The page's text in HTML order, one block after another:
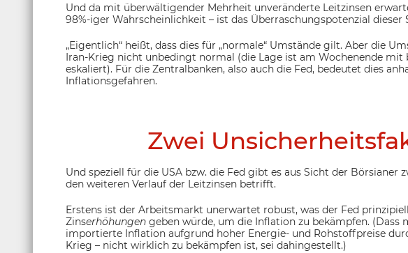
Und da mit überwältigender Mehrheit unveränderte Leitzinsen
98%-iger Wahrscheinlichkeit – ist das Überraschungspotenzial
„Eigentlich“ heißt, dass dies für „normale“ Umstände gilt. Aber die
Iran-Krieg nicht unbedingt normal (die Lage ist am Wochenende
eskaliert). Für die Zentralbanken, also auch die Fed, bedeutet dies
Inflationsgefahren.
Zwei
Und speziell für die USA bzw. die Fed gibt es aus Sicht der Börsianer
den weiteren Verlauf der Leitzinsen betrifft.
Erstens ist der Arbeitsmarkt unerwartet robust, was der Fed
Zinserhöhungen geben würde, um die Inflation zu bekämpfen. (Dass
importierte Inflation aufgrund hoher Energie- und Rohstoffpreise
Krieg – nicht wirklich zu bekämpfen ist, sei dahingestellt.)